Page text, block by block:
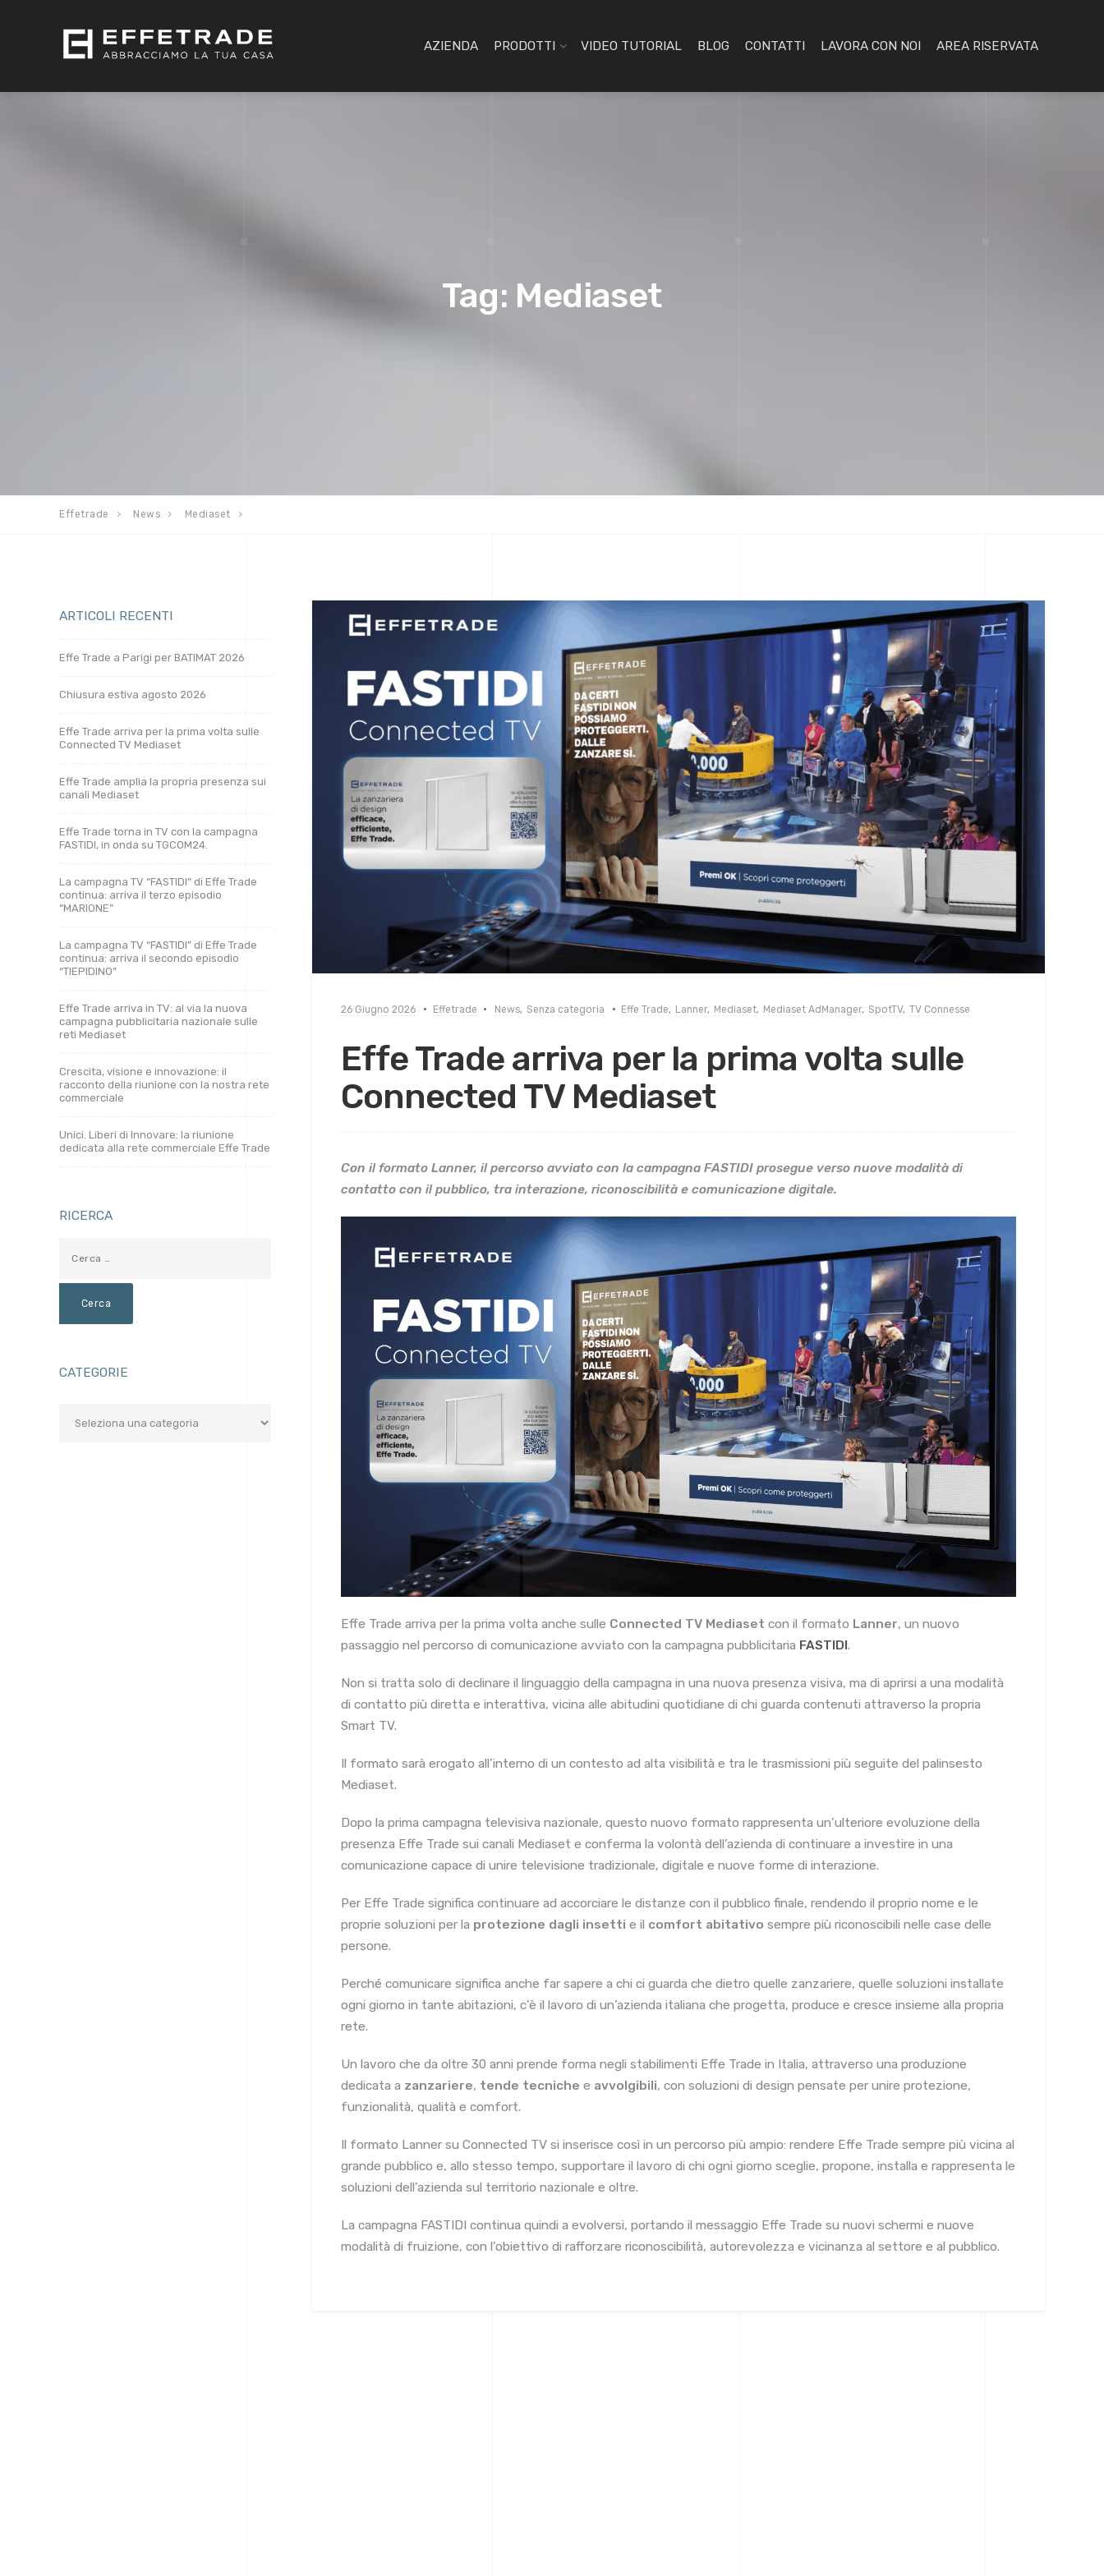
AZIENDA PRODOTTI VIDEO TUTORIAL BLOG CONTATTI LAVORA CON NOI AREA RISERVATA
Tag: Mediaset
Effetrade News Mediaset
26 Giugno 2026 Effetrade News, Senza categoria Effe Trade, Lanner, Mediaset, Mediaset AdManager, SpotTV, TV Connesse
Effe Trade arriva per la prima volta sulle
Connected TV Mediaset
Con il formato Lanner, il percorso avviato con la campagna FASTIDI prosegue verso nuove modalità di
contatto con il pubblico, tra interazione, riconoscibilità e comunicazione digitale.
Effe Trade arriva per la prima volta anche sulle Connected TV Mediaset con il formato Lanner, un nuovo
passaggio nel percorso di comunicazione avviato con la campagna pubblicitaria FASTIDI.
Non si tratta solo di declinare il linguaggio della campagna in una nuova presenza visiva, ma di aprirsi a una modalità
di contatto più diretta e interattiva, vicina alle abitudini quotidiane di chi guarda contenuti attraverso la propria
Smart TV.
Il formato sarà erogato all’interno di un contesto ad alta visibilità e tra le trasmissioni più seguite del palinsesto
Mediaset.
Dopo la prima campagna televisiva nazionale, questo nuovo formato rappresenta un’ulteriore evoluzione della
presenza Effe Trade sui canali Mediaset e conferma la volontà dell’azienda di continuare a investire in una
comunicazione capace di unire televisione tradizionale, digitale e nuove forme di interazione.
Per Effe Trade significa continuare ad accorciare le distanze con il pubblico finale, rendendo il proprio nome e le
proprie soluzioni per la protezione dagli insetti e il comfort abitativo sempre più riconoscibili nelle case delle
persone.
Perché comunicare significa anche far sapere a chi ci guarda che dietro quelle zanzariere, quelle soluzioni installate
ogni giorno in tante abitazioni, c’è il lavoro di un’azienda italiana che progetta, produce e cresce insieme alla propria
rete.
Un lavoro che da oltre 30 anni prende forma negli stabilimenti Effe Trade in Italia, attraverso una produzione
dedicata a zanzariere, tende tecniche e avvolgibili, con soluzioni di design pensate per unire protezione,
funzionalità, qualità e comfort.
Il formato Lanner su Connected TV si inserisce così in un percorso più ampio: rendere Effe Trade sempre più vicina al
grande pubblico e, allo stesso tempo, supportare il lavoro di chi ogni giorno sceglie, propone, installa e rappresenta le
soluzioni dell’azienda sul territorio nazionale e oltre.
La campagna FASTIDI continua quindi a evolversi, portando il messaggio Effe Trade su nuovi schermi e nuove
modalità di fruizione, con l’obiettivo di rafforzare riconoscibilità, autorevolezza e vicinanza al settore e al pubblico.
ARTICOLI RECENTI
Effe Trade a Parigi per BATIMAT 2026
Chiusura estiva agosto 2026
Effe Trade arriva per la prima volta sulle
Connected TV Mediaset
Effe Trade amplia la propria presenza sui
canali Mediaset
Effe Trade torna in TV con la campagna
FASTIDI, in onda su TGCOM24.
La campagna TV “FASTIDI” di Effe Trade
continua: arriva il terzo episodio
“MARIONE”
La campagna TV “FASTIDI” di Effe Trade
continua: arriva il secondo episodio
“TIEPIDINO”
Effe Trade arriva in TV: al via la nuova
campagna pubblicitaria nazionale sulle
reti Mediaset
Crescita, visione e innovazione: il
racconto della riunione con la nostra rete
commerciale
Unici. Liberi di Innovare: la riunione
dedicata alla rete commerciale Effe Trade
RICERCA
CATEGORIE